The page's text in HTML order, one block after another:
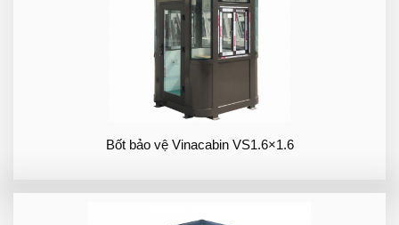
Bốt bảo vệ Vinacabin VS1.6×1.6